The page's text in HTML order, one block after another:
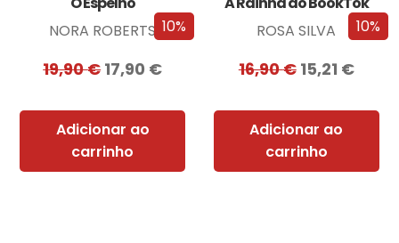
10%
NORA ROBERTS
19,90€17,90 €
Adicionar ao
carrinho
10%
ROSA SILVA
16,90€ 15,21 €
Adicionar ao
carrinho